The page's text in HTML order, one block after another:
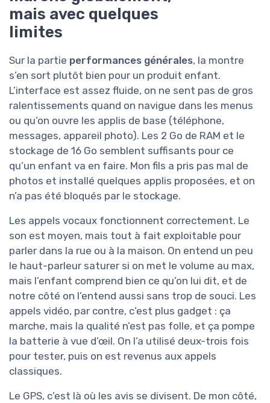
mais avec quelques
limites
Sur la partie performances générales, la montre
s’en sort plutôt bien pour un produit enfant.
L’interface est assez fluide, on ne sent pas de gros
ralentissements quand on navigue dans les menus
ou qu’on ouvre les applis de base (téléphone,
messages, appareil photo). Les 2 Go de RAM et le
stockage de 16 Go semblent suffisants pour ce
qu’un enfant va en faire. Mon fils a pris pas mal de
photos et installé quelques applis proposées, et on
n’a pas été bloqués par le stockage.
Les appels vocaux fonctionnent correctement. Le
son est moyen, mais tout à fait exploitable pour
parler dans la rue ou à la maison. On entend un peu
le haut-parleur saturer si on met le volume au max,
mais l’enfant comprend bien ce qu’on lui dit, et de
notre côté on l’entend aussi sans trop de souci. Les
appels vidéo, par contre, c’est plus gadget : ça
marche, mais la qualité n’est pas folle, et ça pompe
la batterie à vue d’œil. On l’a utilisé deux-trois fois
pour tester, puis on est revenus aux appels
classiques.
Le GPS, c’est là où les avis se divisent. De mon côté,